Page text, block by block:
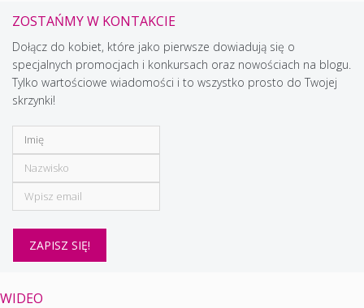
ZOSTAŃMY W KONTAKCIE
Dołącz do kobiet, które jako pierwsze dowiadują się o
specjalnych promocjach i konkursach oraz nowościach na blogu.
Tylko wartościowe wiadomości i to wszystko prosto do Twojej
skrzynki!
WIDEO